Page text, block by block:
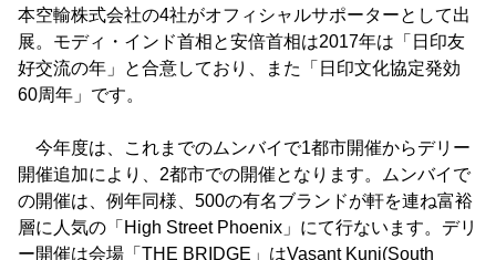
本空輸株式会社の4社がオフィシャルサポーターとして出
展。モディ・インド首相と安倍首相は2017年は「日印友
好交流の年」と合意しており、また「日印文化協定発効
60周年」です。
今年度は、これまでのムンバイで1都市開催からデリー
開催追加により、2都市での開催となります。ムンバイで
の開催は、例年同様、500の有名ブランドが軒を連ね富裕
層に人気の「High Street Phoenix」にて行ないます。デリ
ー開催は会場「THE BRIDGE」はVasant Kunj(South